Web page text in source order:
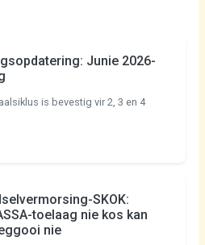
Junie 2026-
is bevestig vir 2, 3 en 4
SKOK:
toelaag nie kos kan
nie